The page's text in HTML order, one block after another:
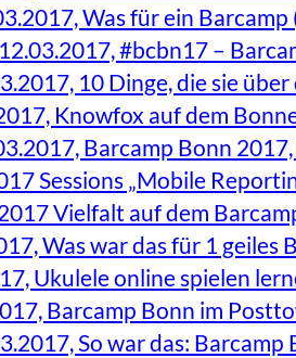
Was für ein Barcamp
#bcbn17 –
10 Dinge, die sie
Knowfox auf dem
Barcamp Bonn
Sessions „Mobile
Vielfalt auf dem
Was war das für 1 geiles
Ukulele online spielen
Barcamp Bonn im
So war das: Barcamp